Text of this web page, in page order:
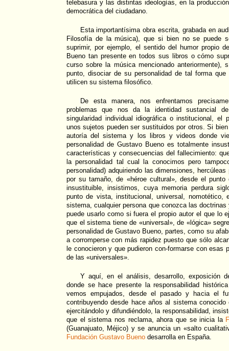
telebasura y las distintas ideologías, en la
democrática del ciudadano.
Esta importantísima obra escrita, grabada en
Filosofía de la música), que si bien no se puede
suprimir, por ejemplo, el sentido del humor propio
Bueno tan presente en todos sus libros o cómo
curso sobre la música mencionado anteriormente),
punto, disociar de su personalidad de tal forma
utilicen su sistema filosófico.
De esta manera, nos enfrentamos
problemas que nos da la identidad sustancial
singularidad individual idiográfica o institucional, el
unos sujetos pueden ser sustituidos por otros. Si
autoría del sistema y los libros y videos donde
personalidad de Gustavo Bueno es totalmente
características y consecuencias del fallecimiento:
la personalidad tal cual la conocimos pero
personalidad) adquiriendo las dimensiones,
por su tamaño, de «héroe cultural», desde el
insustituible, insistimos, cuya memoria perdura
punto de vista, institucional, universal,
sistema, cualquier persona que conozca las
puede usarlo como si fuera el propio autor el que lo
que el sistema tiene de «universal», de «lógica»
personalidad de Gustavo Bueno, partes, como su
a corromperse con más rapidez puesto que sólo
le conocieron y que pudieron con-formarse con esas
de las «universales».
Y aquí, en el análisis, desarrollo, exposición
donde se hace presente la responsabilidad
vemos empujados, desde el pasado y hacia el
contribuyendo desde hace años al sistema
ejercitándolo y difundiéndolo, la responsabilidad,
que el sistema nos reclama, ahora que se inicia la
(Guanajuato, Méjico) y se anuncia un «salto
Fundación Gustavo Bueno desarrolla en España.